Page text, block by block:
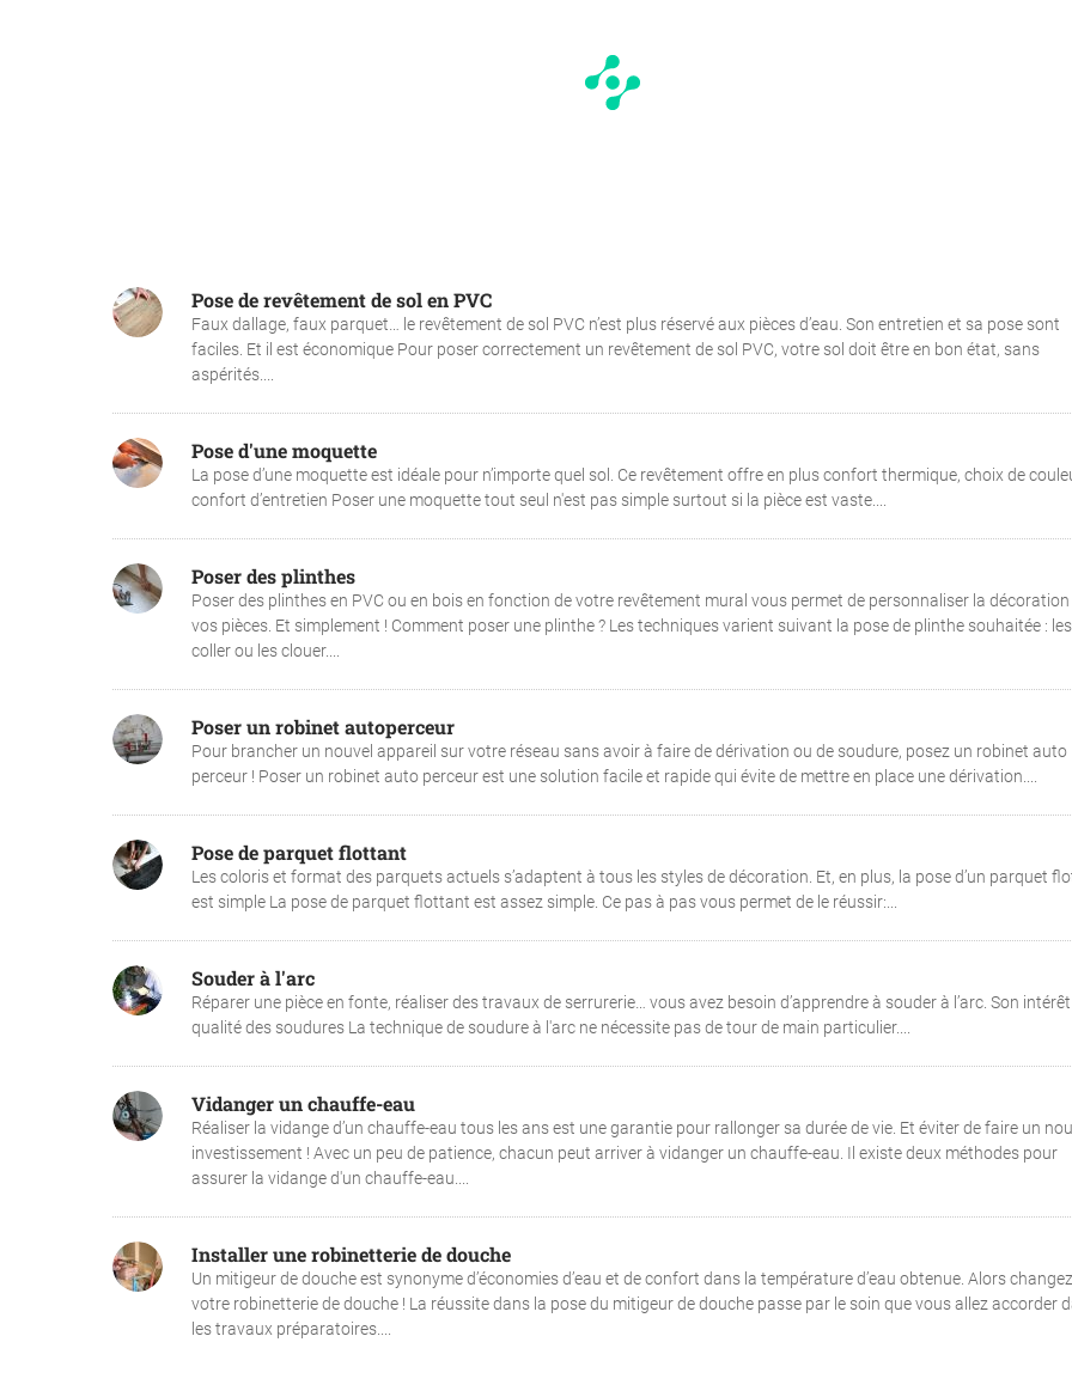
Pose de revêtement de sol en PVC
Faux dallage, faux parquet… le revêtement de sol PVC n’est plus réservé aux pièces d’eau. Son entretien et sa pose sont
faciles. Et il est économique Pour poser correctement un revêtement de sol PVC, votre sol doit être en bon état, sans
aspérités....
Pose d'une moquette
La pose d’une moquette est idéale pour n’importe quel sol. Ce revêtement offre en plus confort thermique, choix de
confort d’entretien Poser une moquette tout seul n'est pas simple surtout si la pièce est vaste....
Poser des plinthes
Poser des plinthes en PVC ou en bois en fonction de votre revêtement mural vous permet de personnaliser la décoration
vos pièces. Et simplement ! Comment poser une plinthe ? Les techniques varient suivant la pose de plinthe souhaitée : les
coller ou les clouer....
Poser un robinet autoperceur
Pour brancher un nouvel appareil sur votre réseau sans avoir à faire de dérivation ou de soudure, posez un robinet auto
perceur ! Poser un robinet auto perceur est une solution facile et rapide qui évite de mettre en place une dérivation....
Pose de parquet flottant
Les coloris et format des parquets actuels s’adaptent à tous les styles de décoration. Et, en plus, la pose d’un parquet
est simple La pose de parquet flottant est assez simple. Ce pas à pas vous permet de le réussir:...
Souder à l'arc
Réparer une pièce en fonte, réaliser des travaux de serrurerie… vous avez besoin d’apprendre à souder à l’arc. Son intérêt
qualité des soudures La technique de soudure à l'arc ne nécessite pas de tour de main particulier....
Vidanger un chauffe-eau
Réaliser la vidange d’un chauffe-eau tous les ans est une garantie pour rallonger sa durée de vie. Et éviter de faire un
investissement ! Avec un peu de patience, chacun peut arriver à vidanger un chauffe-eau. Il existe deux méthodes pour
assurer la vidange d'un chauffe-eau....
Installer une robinetterie de douche
Un mitigeur de douche est synonyme d’économies d’eau et de confort dans la température d’eau obtenue. Alors changez
votre robinetterie de douche ! La réussite dans la pose du mitigeur de douche passe par le soin que vous allez accorder
les travaux préparatoires....